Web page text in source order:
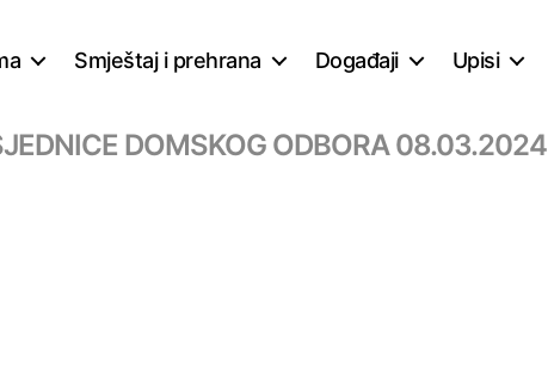
Smještaj i prehrana Događaji Upisi
DOMSKOG ODBORA 08.03.2024